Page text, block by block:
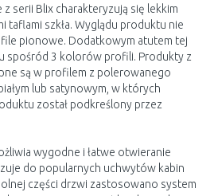
serii Blix charakteryzują się lekkim
taflami szkła. Wyglądu produktu nie
pionowe. Dodatkowym atutem tej
spośród 3 kolorów profili. Produkty z
są w profilem z polerowanego
lub satynowym, w których
został podkreślony przez
wygodne i łatwe otwieranie
do popularnych uchwytów kabin
części drzwi zastosowano system